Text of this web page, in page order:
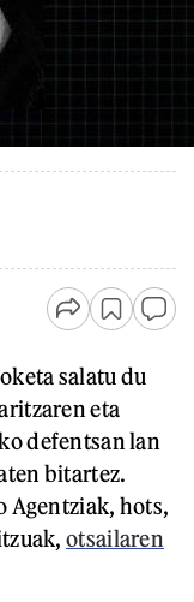
salatu du
eta
defentsan lan
bitartez.
Agentziak, hots,
otsailaren